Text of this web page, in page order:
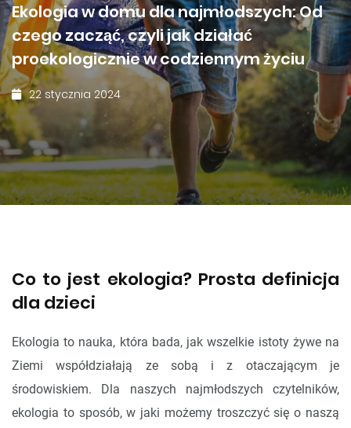
Ekologia w domu dla najmłodszych: Od
czego zacząć, czyli jak działać
proekologicznie w codziennym życiu
22 stycznia 2024
Co to jest ekologia? Prosta definicja
dla dzieci
Ekologia to nauka, która bada, jak wszelkie istoty żywe na
Ziemi współdziałają ze sobą i z otaczającym je
środowiskiem. Dla naszych najmłodszych czytelników,
ekologia to sposób, w jaki możemy troszczyć się o naszą